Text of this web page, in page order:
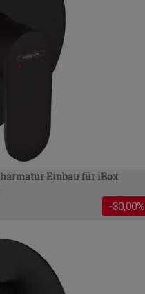
Einbau für iBox
-30,00%